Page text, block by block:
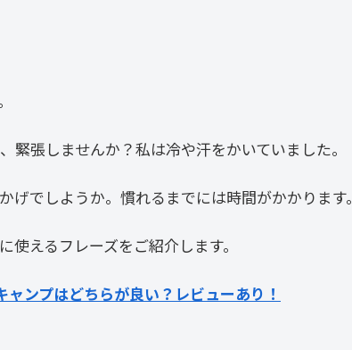
張しませんか？私は冷や汗をかいていました。
げでしようか。慣れるまでには時間がかかります。
えるフレーズをご紹介します。
ンプはどちらが良い？レビューあり！